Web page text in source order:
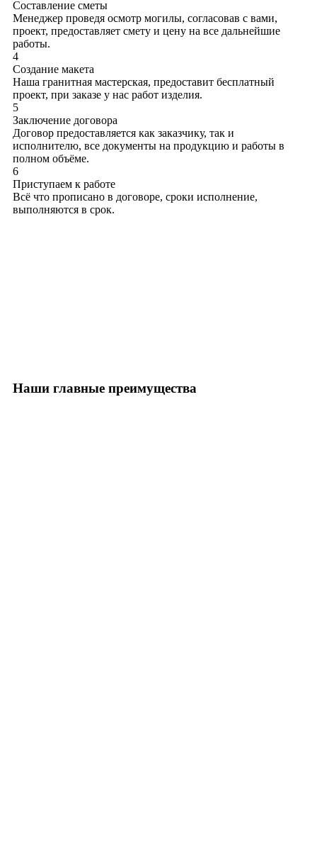
Составление сметы
Менеджер проведя осмотр могилы, согласовав с вами,
проект, предоставляет смету и цену на все дальнейшие
работы.
4
Создание макета
Наша гранитная мастерская, предоставит бесплатный
проект, при заказе у нас работ изделия.
5
Заключение договора
Договор предоставляется как заказчику, так и
исполнителю, все документы на продукцию и работы в
полном объёме.
6
Приступаем к работе
Всё что прописано в договоре, сроки исполнение,
выполняются в срок.
Наши главные преимущества